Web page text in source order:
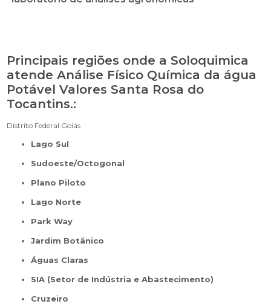
Principais regiões onde a Soloquimica
atende Análise Físico Química da água
Potável Valores Santa Rosa do
Tocantins.:
Distrito Federal Goiás
Lago Sul
Sudoeste/Octogonal
Plano Piloto
Lago Norte
Park Way
Jardim Botânico
Águas Claras
SIA (Setor de Indústria e Abastecimento)
Cruzeiro